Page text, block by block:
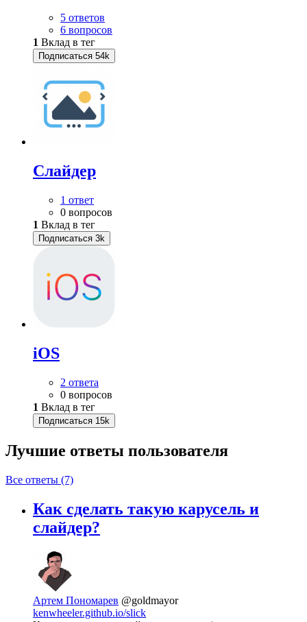
5 ответов
6 вопросов
1 Вклад в тег
Подписаться 54k
Слайдер
1 ответ
0 вопросов
1 Вклад в тег
Подписаться 3k
iOS
2 ответа
0 вопросов
1 Вклад в тег
Подписаться 15k
Лучшие ответы пользователя
Все ответы (7)
Как сделать такую карусель и
слайдер?
Артем Пономарев @goldmayor
kenwheeler.github.io/slick